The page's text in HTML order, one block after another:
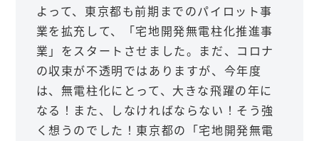
よって、東京都も前期までのパイロット事
業を拡充して、「宅地開発無電柱化推進事
業」をスタートさせました。まだ、コロナ
の収束が不透明ではありますが、今年度
は、無電柱化にとって、大きな飛躍の年に
なる！また、しなければならない！そう強
く想うのでした！東京都の「宅地開発無電